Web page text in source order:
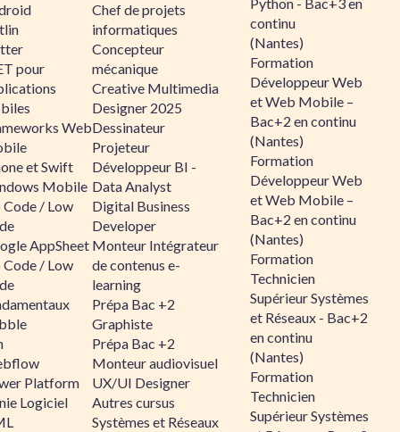
pour
Web
et Swift
Mobile
/ Low
AppSheet
/ Low
Platform
Logiciel
Chef de projets
informatiques
Concepteur
mécanique
Creative Multimedia
Designer 2025
Dessinateur
Projeteur
Développeur BI -
Data Analyst
Digital Business
Developer
Monteur Intégrateur
de contenus e-
learning
Prépa Bac +2
Graphiste
Prépa Bac +2
Monteur audiovisuel
UX/UI Designer
Autres cursus
Systèmes et Réseaux
continu
(Nantes)
Formation
Développeur Web
et Web Mobile –
Bac+2 en continu
(Nantes)
Formation
Développeur Web
et Web Mobile –
Bac+2 en continu
(Nantes)
Formation
Technicien
Supérieur Systèmes
et Réseaux - Bac+2
en continu
(Nantes)
Formation
Technicien
Supérieur Systèmes